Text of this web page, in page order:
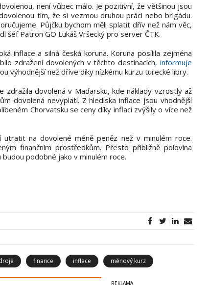
není vůbec málo. Je pozitivní, že většinou jsou
tím, že si vezmou druhou práci nebo brigádu.
Půjčku bychom měli splatit dřív než nám věc,
šéf Patron GO Lukáš Vršecký pro server ČTK.
inflace a silná česká koruna. Koruna posílila zejména
zdražení dovolených v těchto destinacích, informuje
výhodnější než dříve díky nízkému kurzu turecké libry.
zdražila dovolená v Maďarsku, kde náklady vzrostly až
dovolená nevyplatí. Z hlediska inflace jsou vhodnější
Chorvatsku se ceny díky inflaci zvýšily o více než
na dovolené méně peněz než v minulém roce.
finančním prostředkům. Přesto přibližně polovina
podobné jako v minulém roce.
finance inflace měnový kurz